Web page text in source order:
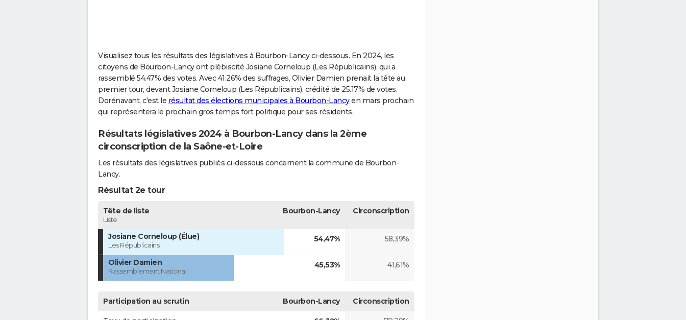
Visualisez tous les résultats des législatives à Bourbon-Lancy ci-dessous. En 2024, les
citoyens de Bourbon-Lancy ont plébiscité Josiane Corneloup (Les Républicains), qui a
rassemblé 54.47% des votes. Avec 41.26% des suffrages, Olivier Damien prenait la tête au
premier tour, devant Josiane Corneloup (Les Républicains), crédité de 25.17% de votes.
Dorénavant, c'est le résultat des élections municipales à Bourbon-Lancyen mars prochain
qui représentera le prochain gros temps fort politique pour ses résidents.
Résultats législatives 2024 à Bourbon-Lancy dans la 2ème
circonscription de la Saône-et-Loire
Les résultats des législatives publiés ci-dessous concernent la commune de Bourbon-
Lancy.
Résultat 2e tour
Tête de liste
Liste
Bourbon-Lancy Circonscription
Josiane Corneloup (Élue)
Les Républicains
54,47% 58,39%
Olivier Damien
Rassemblement National
45,53% 41,61%
Participation au scrutin Bourbon-Lancy Circonscription